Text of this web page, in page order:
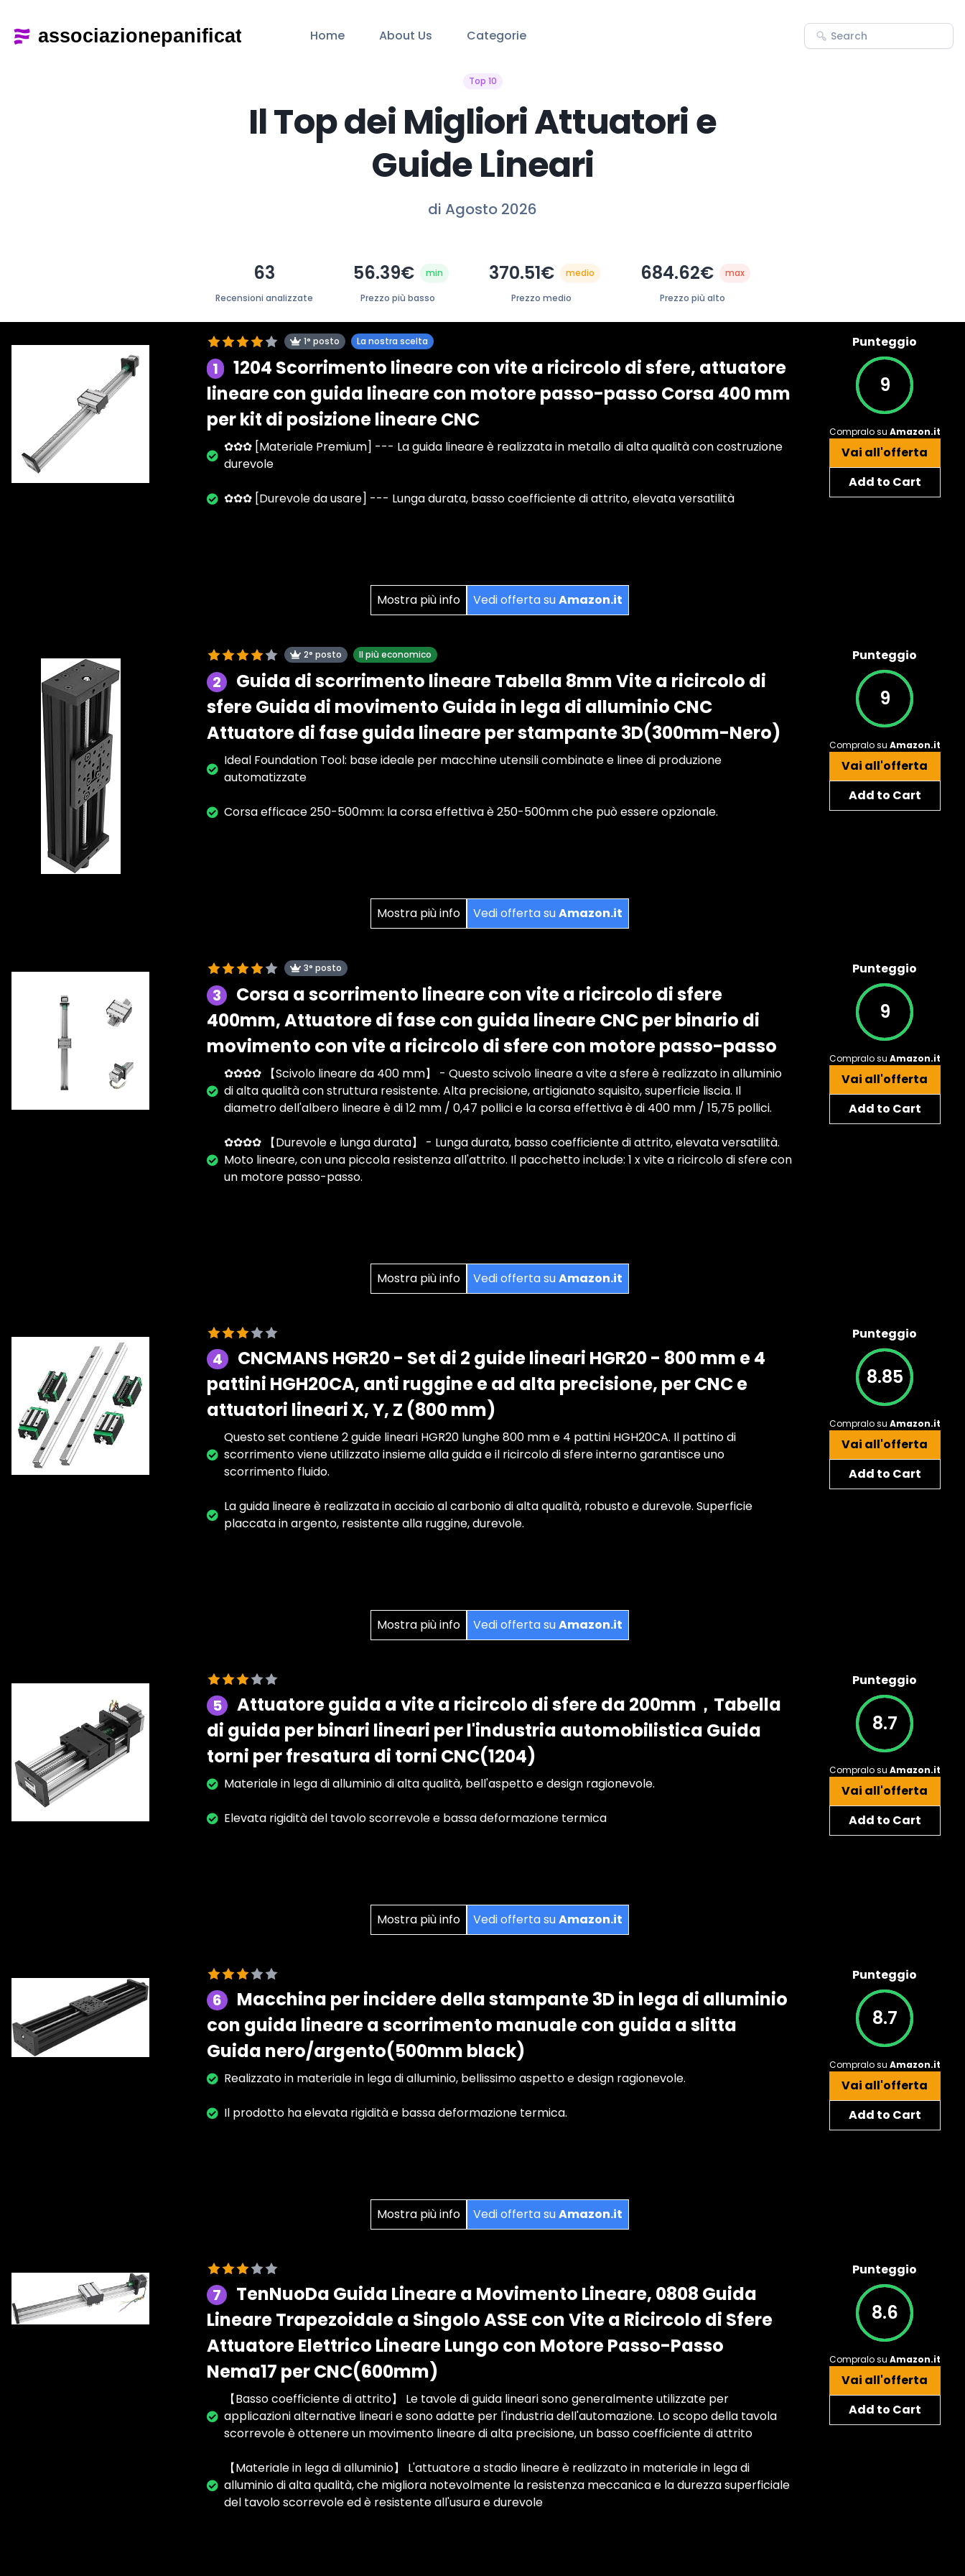
Home About Us Categorie
Top 10
Il Top dei Migliori Attuatori e
Guide Lineari
di Agosto 2026
63
Recensioni analizzate
56.39€ min
Prezzo più basso
370.51€ medio
Prezzo medio
684.62€ max
Prezzo più alto
1° posto La nostra scelta
1
1204 Scorrimento lineare con vite a ricircolo di sfere, attuatore
lineare con guida lineare con motore passo-passo Corsa 400 mm
per kit di posizione lineare CNC
✿✿✿ [Materiale Premium] --- La guida lineare è realizzata in metallo di alta qualità con costruzione
durevole
✿✿✿ [Durevole da usare] --- Lunga durata, basso coefficiente di attrito, elevata versatilità
Mostra più info Vedi offerta suAmazon.it
Punteggio
9
Compralo su Amazon.it
Vai all'offerta
Add to Cart
2° posto Il più economico
2
Guida di scorrimento lineare Tabella 8mm Vite a ricircolo di
sfere Guida di movimento Guida in lega di alluminio CNC
Attuatore di fase guida lineare per stampante 3D(300mm-Nero)
Ideal Foundation Tool: base ideale per macchine utensili combinate e linee di produzione
automatizzate
Corsa efficace 250-500mm: la corsa effettiva è 250-500mm che può essere opzionale.
Mostra più info Vedi offerta suAmazon.it
Punteggio
9
Compralo su Amazon.it
Vai all'offerta
Add to Cart
3° posto
3
Corsa a scorrimento lineare con vite a ricircolo di sfere
400mm, Attuatore di fase con guida lineare CNC per binario di
movimento con vite a ricircolo di sfere con motore passo-passo
✿✿✿✿ 【Scivolo lineare da 400 mm】 - Questo scivolo lineare a vite a sfere è realizzato in alluminio
di alta qualità con struttura resistente. Alta precisione, artigianato squisito, superficie liscia. Il
diametro dell'albero lineare è di 12 mm / 0,47 pollici e la corsa effettiva è di 400 mm / 15,75 pollici.
✿✿✿✿ 【Durevole e lunga durata】 - Lunga durata, basso coefficiente di attrito, elevata versatilità.
Moto lineare, con una piccola resistenza all'attrito. Il pacchetto include: 1 x vite a ricircolo di sfere con
un motore passo-passo.
Mostra più info Vedi offerta suAmazon.it
Punteggio
9
Compralo su Amazon.it
Vai all'offerta
Add to Cart
4
CNCMANS HGR20 - Set di 2 guide lineari HGR20 - 800 mm e 4
pattini HGH20CA, anti ruggine e ad alta precisione, per CNC e
attuatori lineari X, Y, Z (800 mm)
Questo set contiene 2 guide lineari HGR20 lunghe 800 mm e 4 pattini HGH20CA. Il pattino di
scorrimento viene utilizzato insieme alla guida e il ricircolo di sfere interno garantisce uno
scorrimento fluido.
La guida lineare è realizzata in acciaio al carbonio di alta qualità, robusto e durevole. Superficie
placcata in argento, resistente alla ruggine, durevole.
Mostra più info Vedi offerta suAmazon.it
Punteggio
8.85
Compralo su Amazon.it
Vai all'offerta
Add to Cart
5
Attuatore guida a vite a ricircolo di sfere da 200mm，Tabella
di guida per binari lineari per l'industria automobilistica Guida
torni per fresatura di torni CNC(1204)
Materiale in lega di alluminio di alta qualità, bell'aspetto e design ragionevole.
Elevata rigidità del tavolo scorrevole e bassa deformazione termica
Mostra più info Vedi offerta suAmazon.it
Punteggio
8.7
Compralo su Amazon.it
Vai all'offerta
Add to Cart
6
Macchina per incidere della stampante 3D in lega di alluminio
con guida lineare a scorrimento manuale con guida a slitta
Guida nero/argento(500mm black)
Realizzato in materiale in lega di alluminio, bellissimo aspetto e design ragionevole.
Il prodotto ha elevata rigidità e bassa deformazione termica.
Mostra più info Vedi offerta suAmazon.it
Punteggio
8.7
Compralo su Amazon.it
Vai all'offerta
Add to Cart
7
TenNuoDa Guida Lineare a Movimento Lineare, 0808 Guida
Lineare Trapezoidale a Singolo ASSE con Vite a Ricircolo di Sfere
Attuatore Elettrico Lineare Lungo con Motore Passo-Passo
Nema17 per CNC(600mm)
【Basso coefficiente di attrito】 Le tavole di guida lineari sono generalmente utilizzate per
applicazioni alternative lineari e sono adatte per l'industria dell'automazione. Lo scopo della tavola
scorrevole è ottenere un movimento lineare di alta precisione, un basso coefficiente di attrito
【Materiale in lega di alluminio】 L'attuatore a stadio lineare è realizzato in materiale in lega di
alluminio di alta qualità, che migliora notevolmente la resistenza meccanica e la durezza superficiale
del tavolo scorrevole ed è resistente all'usura e durevole
Punteggio
8.6
Compralo su Amazon.it
Vai all'offerta
Add to Cart